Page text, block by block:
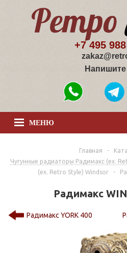
+7 495
МЕНЮ
Главная -
Чугунные радиаторы Радимакс (ex.
(ex. Retro Style) Windsor
-
Радимакс
Радимакс YORK 400